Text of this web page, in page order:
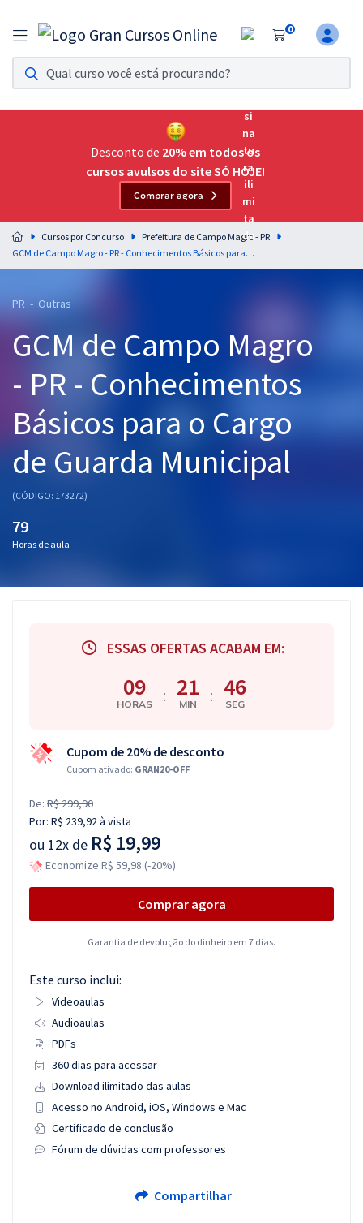
0
Assinatura Ilimitada 11
Acesso a todos os cursos. Teste grátis por 7 dias!
Assinatura OAB Até Passar
Acesso ilimitado a toda preparação para o Exame da
Residências Multiprofissionais
Preparação completa e intensiva para as principais
residências em saúde do Brasil
Cursos 20% OFF
Graduação
OAB
Questões grátis
Desconto de 20% em todos os
cursos avulsos do site SÓ HOJE!
Comprar agora
Cursos por Concurso
Prefeitura de Campo Magro - PR
GCM de Campo Magro - PR - Conhecimentos Básicos para o Cargo de Guarda Municipal
PR - Outras
GCM de Campo Magro
- PR - Conhecimentos
Básicos para o Cargo
de Guarda Municipal
(CÓDIGO: 173272)
79
Horas de aula
ESSAS OFERTAS ACABAM EM:
09
HORAS : 21
MIN : 45
SEG
Cupom de 20% de desconto
Cupom ativado: GRAN20-OFF
De: R$ 299,90
Por: R$ 239,92à vista
ou 12x de R$ 19,99
Economize R$ 59,98 (-20%)
Comprar agora
Garantia de devolução do dinheiro em 7 dias.
Este curso inclui:
Videoaulas
Audioaulas
PDFs
360 dias para acessar
Download ilimitado das aulas
Acesso no Android, iOS, Windows e Mac
Certificado de conclusão
Fórum de dúvidas com professores
Compartilhar